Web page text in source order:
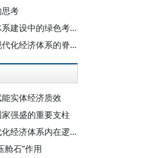
考
葛新权：现代化经济体系建设中的绿色考量
葛新权：实体经济是现代化经济体系的脊梁
实体经济质效
强盛的重要支柱
赵昌文：把握建设现代化经济体系内在逻辑
舱石”作用